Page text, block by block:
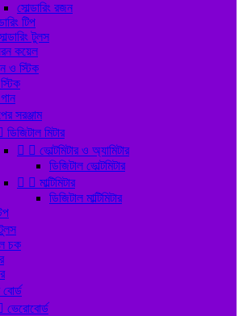
সোল্ডারিং রজন
টিপ
টুলস
কয়েল
ও স্টিক
সরঞ্জাম
ডিজিটাল মিটার
  ভোল্টমিটার ও অ্যামিটার
ডিজিটাল ভোল্টমিটার
  মাল্টিমিটার
ডিজিটাল মাল্টিমিটার
চক
বোর্ড
ভেরোবোর্ড